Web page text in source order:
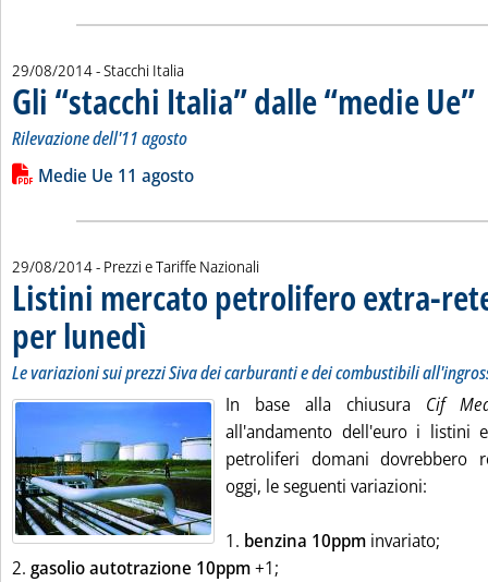
29/08/2014- Stacchi Italia
Gli “stacchi Italia” dalle “medie Ue”..
Rilevazione dell'11 agosto
Leggi tutta la notizia: 'Gli “stacchi Italia” dalle “medie Ue”'
Lista allegati PDF alla notizia
Medie Ue 11 agosto
29/08/2014- Prezzi e Tariffe Nazionali
Listini mercato petrolifero extra-
per lunedì . Sottotitolo: Le variazioni sui prezzi Siva dei carburanti e dei
. Pubblicata venerdì 29 agosto 2014 alle 9.3.
Le variazioni sui prezzi Siva dei carburanti e dei combustibili
In base alla chiusura Cif
all'andamento dell'euro i listini
petroliferi domani dovrebbero
oggi, le seguenti variazioni:
1. benzina 10ppm invariato;
2. gasolio autotrazione 10ppm+1;